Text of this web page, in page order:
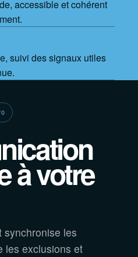
accessible et cohérent
suivi des signaux utiles
à votre
synchronise les
les exclusions et